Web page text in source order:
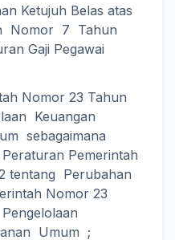
Ketujuh Belas atas
Nomor 7 Tahun
Gaji Pegawai
Nomor 23 Tahun
Keuangan
sebagaimana
Pemerintah
tentang Perubahan
Nomor 23
Umum ;